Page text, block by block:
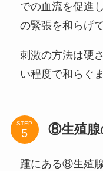
での血流を促進
の緊張を和らげ
刺激の方法は硬
い程度で和らぐ
STEP ⑧生殖腺
踵にある⑧生殖